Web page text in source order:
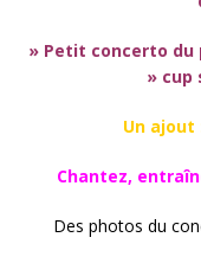
» Petit concerto
» cup
Un ajout
Chantez,
Des photos du